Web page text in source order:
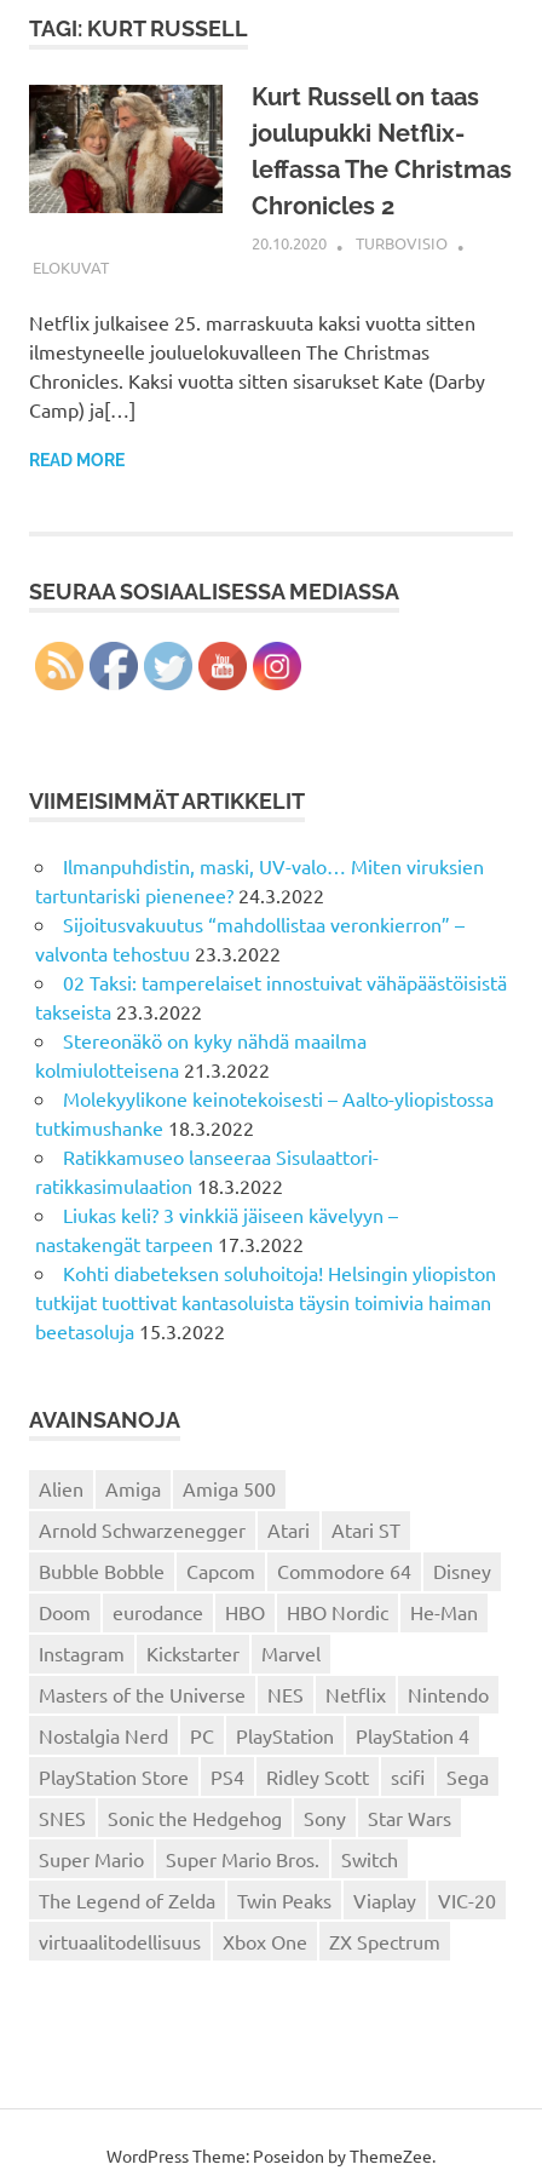
TAGI: KURT RUSSELL
Kurt Russell on taas
joulupukki Netflix-
leffassa The Christmas
Chronicles 2
20.10.2020
TURBOVISIO
ELOKUVAT
Netflix julkaisee 25. marraskuuta kaksi vuotta sitten
ilmestyneelle jouluelokuvalleen The Christmas
Chronicles. Kaksi vuotta sitten sisarukset Kate (Darby
Camp) ja[…]
READ MORE
SEURAA SOSIAALISESSA MEDIASSA
VIIMEISIMMÄT ARTIKKELIT
Ilmanpuhdistin, maski, UV-valo… Miten viruksien
tartuntariski pienenee? 24.3.2022
Sijoitusvakuutus “mahdollistaa veronkierron” –
valvonta tehostuu 23.3.2022
02 Taksi: tamperelaiset innostuivat vähäpäästöisistä
takseista 23.3.2022
Stereonäkö on kyky nähdä maailma
kolmiulotteisena 21.3.2022
Molekyylikone keinotekoisesti – Aalto-yliopistossa
tutkimushanke 18.3.2022
Ratikkamuseo lanseeraa Sisulaattori-
ratikkasimulaation 18.3.2022
Liukas keli? 3 vinkkiä jäiseen kävelyyn –
nastakengät tarpeen 17.3.2022
Kohti diabeteksen soluhoitoja! Helsingin yliopiston
tutkijat tuottivat kantasoluista täysin toimivia haiman
beetasoluja 15.3.2022
AVAINSANOJA
Alien Amiga
Amiga 500
Arnold Schwarzenegger
Atari
Atari ST
Bubble Bobble
Capcom Commodore 64
Disney
Doom
eurodance HBO HBO Nordic
He-Man
Instagram
Kickstarter
Marvel
Masters of the Universe
NES Netflix
Nintendo
Nostalgia Nerd
PC PlayStation
PlayStation 4
PlayStation Store
PS4 Ridley Scott scifi
Sega
SNES
Sonic the Hedgehog Sony
Star Wars
Super Mario
Super Mario Bros.
Switch
The Legend of Zelda
Twin Peaks Viaplay
VIC-20
virtuaalitodellisuus
Xbox One ZX Spectrum
WordPress Theme: Poseidon byThemeZee.